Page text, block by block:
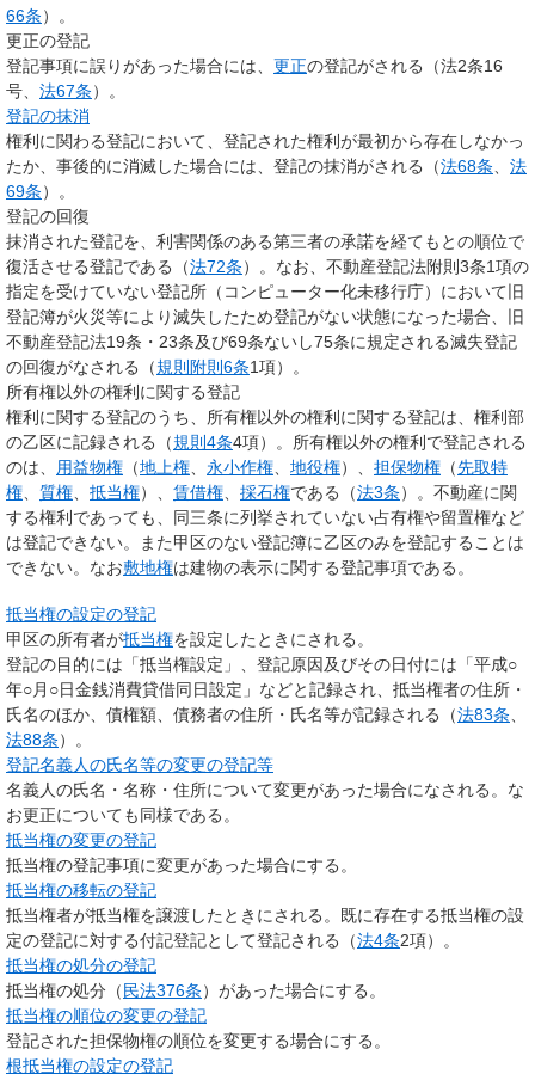
66条）。
更正の登記
登記事項に誤りがあった場合には、 更正の登記がされる（法2条16
号、 法67条）。
登記の抹消
権利に関わる登記において、登記された権利が最初から存在しなかっ
たか、事後的に消滅した場合には、登記の抹消がされる（法68条
法
69条）。
登記の回復
抹消された登記を、利害関係のある第三者の承諾を経てもとの順位で
復活させる登記である（法72条）。なお、不動産登記法附則3条1項の
指定を受けていない登記所（コンピューター化未移行庁）において旧
登記簿が火災等により滅失したため登記がない状態になった場合、旧
不動産登記法19条・23条及び69条ないし75条に規定される滅失登記
の回復がなされる（規則附則6条1項）。
所有権以外の権利に関する登記
権利に関する登記のうち、所有権以外の権利に関する登記は、権利部
の乙区に記録される（規則4条4項）。所有権以外の権利で登記される
のは、
用益物権 （地上権 永小作権 地役権）、 担保物権 （先取特
権
質権 抵当権）、 賃借権 採石権である（法3条）。不動産に関
する権利であっても、同三条に列挙されていない占有権や留置権など
は登記できない。また甲区のない登記簿に乙区のみを登記することは
できない。なお敷地権は建物の表示に関する登記事項である。
抵当権の設定の登記
甲区の所有者が抵当権を設定したときにされる。
登記の目的には「抵当権設定」、登記原因及びその日付には「平成○
年○月○日金銭消費貸借同日設定」などと記録され、抵当権者の住所・
氏名のほか、債権額、債務者の住所・氏名等が記録される（法83条、
法88条）。
登記名義人の氏名等の変更の登記等
名義人の氏名・名称・住所について変更があった場合になされる。な
お更正についても同様である。
抵当権の変更の登記
抵当権の登記事項に変更があった場合にする。
抵当権の移転の登記
抵当権者が抵当権を譲渡したときにされる。既に存在する抵当権の設
定の登記に対する付記登記として登記される（法4条2項）。
抵当権の処分の登記
抵当権の処分（民法376条）があった場合にする。
抵当権の順位の変更の登記
登記された担保物権の順位を変更する場合にする。
根抵当権の設定の登記